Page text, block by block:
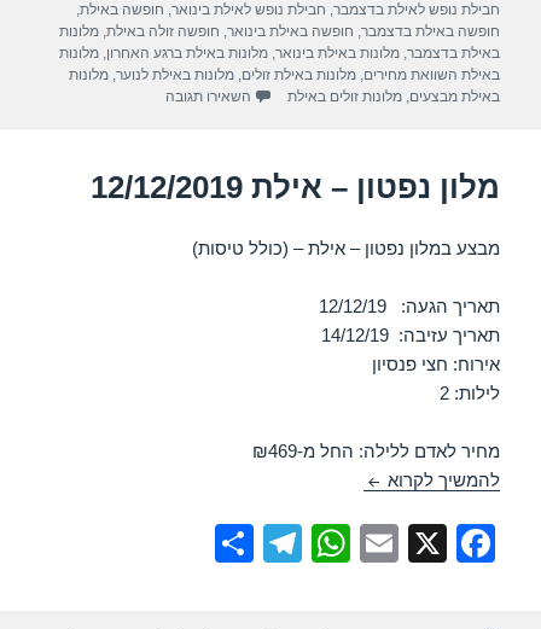
b
o
o
A
p
p
a
m
חבילת נופש לאילת בדצמבר חבילת נופש לאילת בינואר חופשה באילת
חופשה באילת בדצמבר חופשה באילת בינואר חופשה זולה באילת ,מלונות
באילת בדצמבר ,מלונות באילת בינואר ,מלונות באילת ברגע האחרון ,מלונות
באילת השוואת מחירים ,מלונות באילת זולים ,מלונות באילת לנוער ,מלונות
באילת מבצעים ,מלונות זולים באילת השאירו תגובה
מלון נפטון – אילת 12/12/2019
מבצע במלון נפטון – אילת – (כולל טיסות)
תאריך הגעה: 12/12/19
תאריך עזיבה: 14/12/19
אירוח: חצי פנסיון
לילות: 2
מחיר לאדם ללילה: החל מ-₪469
להמשיך לקרוא מלון נפטון – אילת 12/12/2019
F
X
E
W
T